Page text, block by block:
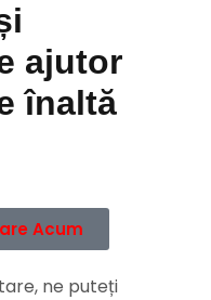
ajutor
înaltă
Acum
ne puteți